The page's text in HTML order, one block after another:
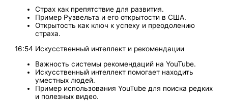
Страх как препятствие для развития.
Пример Рузвельта и его открытости в США.
Открытость как ключ к успеху и преодолению
страха.
16:54 Искусственный интеллект и рекомендации
Важность системы рекомендаций на YouTube.
Искусственный интеллект помогает находить
уместных людей.
Пример использования YouTube для поиска редких
и полезных видео.